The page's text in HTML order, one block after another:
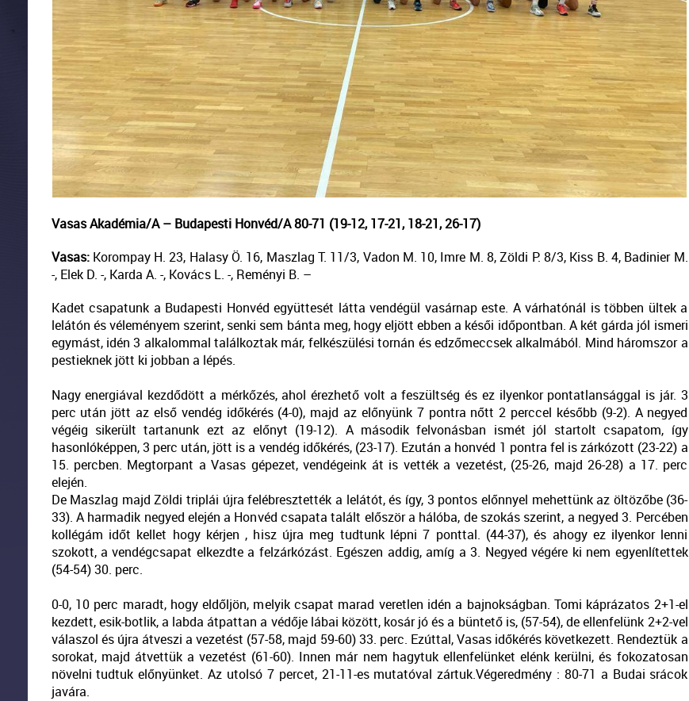
Vasas Akadémia/A – Budapesti Honvéd/A 80-71 (19-12, 17-21, 18-21, 26-17)
Vasas: Korompay H. 23, Halasy Ö. 16, Maszlag T. 11/3, Vadon M. 10, Imre M. 8, Zöldi P. 8/3, Kiss B. 4, Badinier M.
-, Elek D. -, Karda A. -, Kovács L. -, Reményi B. –
Kadet csapatunk a Budapesti Honvéd együttesét látta vendégül vasárnap este. A várhatónál is többen ültek a
lelátón és véleményem szerint, senki sem bánta meg, hogy eljött ebben a késői időpontban. A két gárda jól ismeri
egymást, idén 3 alkalommal találkoztak már, felkészülési tornán és edzőmeccsek alkalmából. Mind háromszor a
pestieknek jött ki jobban a lépés.
Nagy energiával kezdődött a mérkőzés, ahol érezhető volt a feszültség és ez ilyenkor pontatlansággal is jár. 3
perc után jött az első vendég időkérés (4-0), majd az előnyünk 7 pontra nőtt 2 perccel később (9-2). A negyed
végéig sikerült tartanunk ezt az előnyt (19-12). A második felvonásban ismét jól startolt csapatom, így
hasonlóképpen, 3 perc után, jött is a vendég időkérés, (23-17). Ezután a honvéd 1 pontra fel is zárkózott (23-22) a
15. percben. Megtorpant a Vasas gépezet, vendégeink át is vették a vezetést, (25-26, majd 26-28) a 17. perc
elején.
De Maszlag majd Zöldi triplái újra felébresztették a lelátót, és így, 3 pontos előnnyel mehettünk az öltözőbe (36-
33). A harmadik negyed elején a Honvéd csapata talált először a hálóba, de szokás szerint, a negyed 3. Percében
kollégám időt kellet hogy kérjen , hisz újra meg tudtunk lépni 7 ponttal. (44-37), és ahogy ez ilyenkor lenni
szokott, a vendégcsapat elkezdte a felzárkózást. Egészen addig, amíg a 3. Negyed végére ki nem egyenlítettek
(54-54) 30. perc.
0-0, 10 perc maradt, hogy eldőljön, melyik csapat marad veretlen idén a bajnokságban. Tomi káprázatos 2+1-el
kezdett, esik-botlik, a labda átpattan a védője lábai között, kosár jó és a büntető is, (57-54), de ellenfelünk 2+2-vel
válaszol és újra átveszi a vezetést (57-58, majd 59-60) 33. perc. Ezúttal, Vasas időkérés következett. Rendeztük a
sorokat, majd átvettük a vezetést (61-60). Innen már nem hagytuk ellenfelünket elénk kerülni, és fokozatosan
növelni tudtuk előnyünket. Az utolsó 7 percet, 21-11-es mutatóval zártuk.Végeredmény : 80-71 a Budai srácok
javára.